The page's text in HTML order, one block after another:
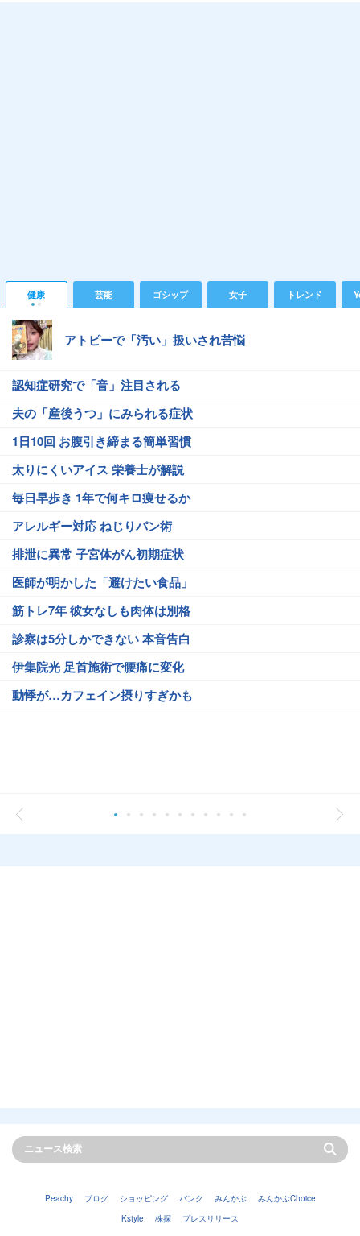
健康 芸能 ゴシップ 女子 トレンド
アトピーで「汚い」扱いされ苦悩
認知症研究で「音」注目される
夫の「産後うつ」にみられる症状
1日10回 お腹引き締まる簡単習慣
太りにくいアイス 栄養士が解説
毎日早歩き 1年で何キロ痩せるか
アレルギー対応 ねじりパン術
排泄に異常 子宮体がん初期症状
医師が明かした「避けたい食品」
筋トレ7年 彼女なしも肉体は別格
診察は5分しかできない 本音告白
伊集院光 足首施術で腰痛に変化
動悸が…カフェイン摂りすぎかも
Peachy ブログ ショッピング バンク みんかぶ
みんかぶChoice
Kstyle
株探 プレスリリース